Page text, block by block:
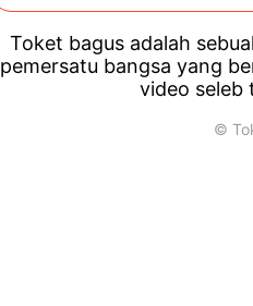
Toket bagus adalah
pemersatu bangsa yang
video seleb
©